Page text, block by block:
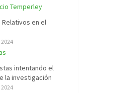
Temperley
en el
2024
intentando el
la investigación
2024